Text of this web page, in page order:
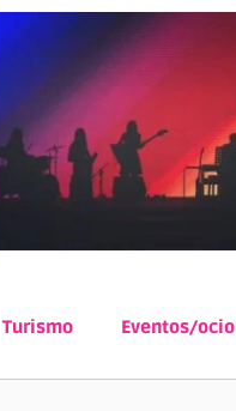
Turismo Eventos/ocio